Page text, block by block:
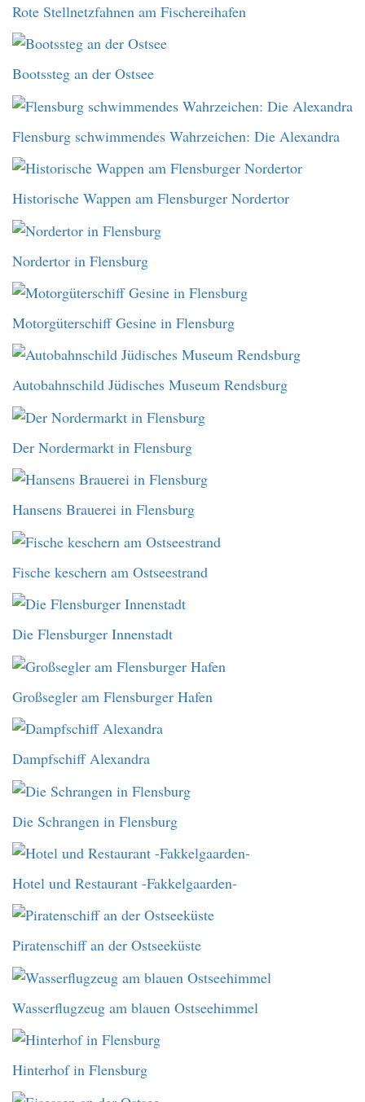
Rote Stellnetzfahnen am Fischereihafen
Bootssteg an der Ostsee
Flensburg schwimmendes Wahrzeichen: Die Alexandra
Historische Wappen am Flensburger Nordertor
Nordertor in Flensburg
Motorgüterschiff Gesine in Flensburg
Autobahnschild Jüdisches Museum Rendsburg
Der Nordermarkt in Flensburg
Hansens Brauerei in Flensburg
Fische keschern am Ostseestrand
Die Flensburger Innenstadt
Großsegler am Flensburger Hafen
Dampfschiff Alexandra
Die Schrangen in Flensburg
Hotel und Restaurant -Fakkelgaarden-
Piratenschiff an der Ostseeküste
Wasserflugzeug am blauen Ostseehimmel
Hinterhof in Flensburg